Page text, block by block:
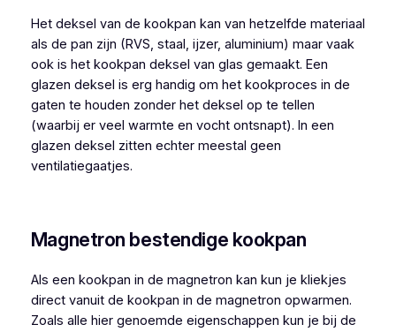
Het deksel van de kookpan kan van hetzelfde materiaal
als de pan zijn (RVS, staal, ijzer, aluminium) maar vaak
ook is het kookpan deksel van glas gemaakt. Een
glazen deksel is erg handig om het kookproces in de
gaten te houden zonder het deksel op te tellen
(waarbij er veel warmte en vocht ontsnapt). In een
glazen deksel zitten echter meestal geen
ventilatiegaatjes.
Magnetron bestendige kookpan
Als een kookpan in de magnetron kan kun je kliekjes
direct vanuit de kookpan in de magnetron opwarmen.
Zoals alle hier genoemde eigenschappen kun je bij de